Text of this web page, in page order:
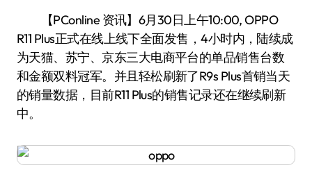
【PConline 资讯】6月30日上午10:00, OPPO
R11 Plus正式在线上线下全面发售，4小时内，陆续成
为天猫、苏宁、京东三大电商平台的单品销售台数
和金额双料冠军。并且轻松刷新了R9s Plus首销当天
的销量数据，目前R11 Plus的销售记录还在继续刷新
中。